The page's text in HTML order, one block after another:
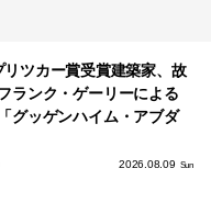
リツカー賞受賞建築家、故
ランク・ゲーリーによる
「グッゲンハイム・アブダ
2026.08.09 Sun